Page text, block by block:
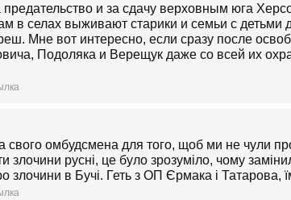
предательство и за сдачу верховным юга
в селах выживают старики и семьи с
Мне вот интересно, если сразу после
Подоляка и Верещук даже со всей их
свого омбудсмена для того, щоб ми не чули
злочини русні, це було зрозуміло, чому
злочини в Бучі. Геть з ОП Єрмака і Татарова,